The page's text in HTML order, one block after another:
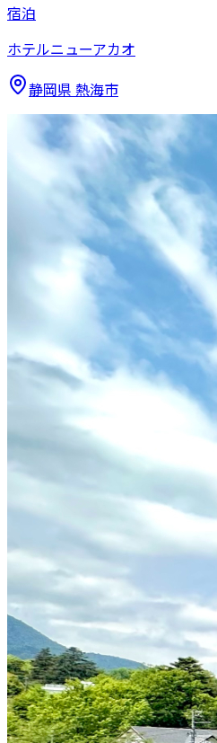
宿泊
ホテルニューアカオ
静岡県 熱海市